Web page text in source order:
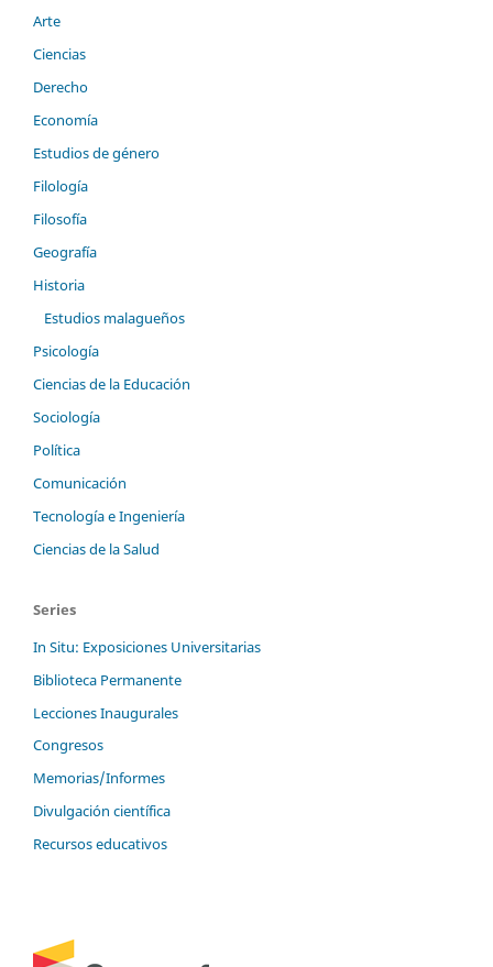
Arte
Ciencias
Derecho
Economía
Estudios de género
Filología
Filosofía
Geografía
Historia
Estudios malagueños
Psicología
Ciencias de la Educación
Sociología
Política
Comunicación
Tecnología e Ingeniería
Ciencias de la Salud
Series
In Situ: Exposiciones Universitarias
Biblioteca Permanente
Lecciones Inaugurales
Congresos
Memorias/Informes
Divulgación científica
Recursos educativos